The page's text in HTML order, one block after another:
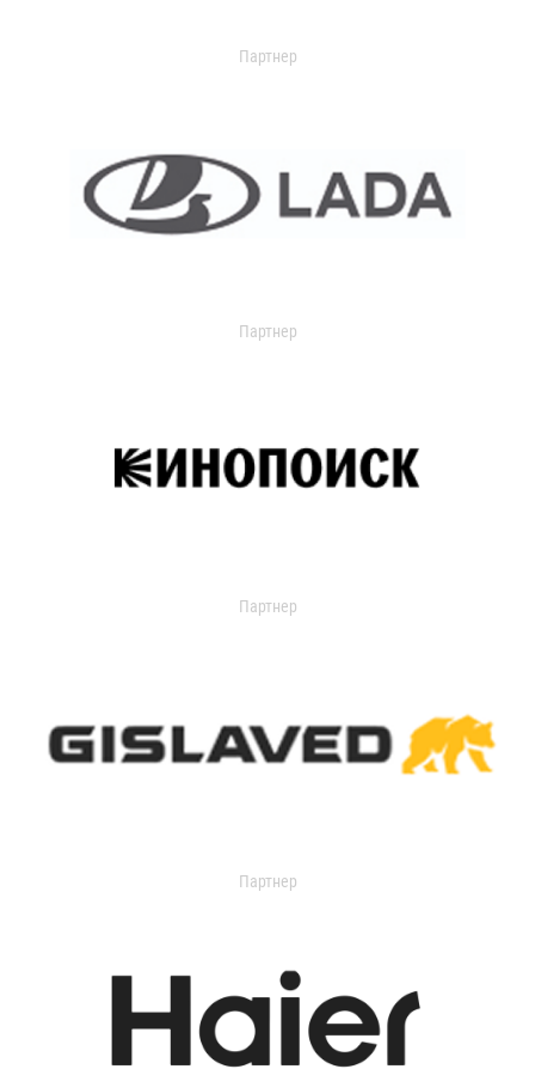
Партнер
Партнер
Партнер
Партнер